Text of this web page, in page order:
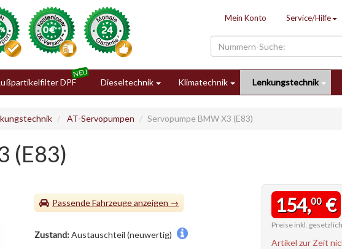
Mein Konto Service/Hilfe
DPF Dieseltechnik Klimatechnik Lenkungstechnik
AT-Servopumpen Servopumpe BMW X3 (E83)
(E83)
Passende Fahrzeuge
Zustand:Austauschteil (neuwertig)
154,00€
Preise inkl.
Artikel zur Zeit